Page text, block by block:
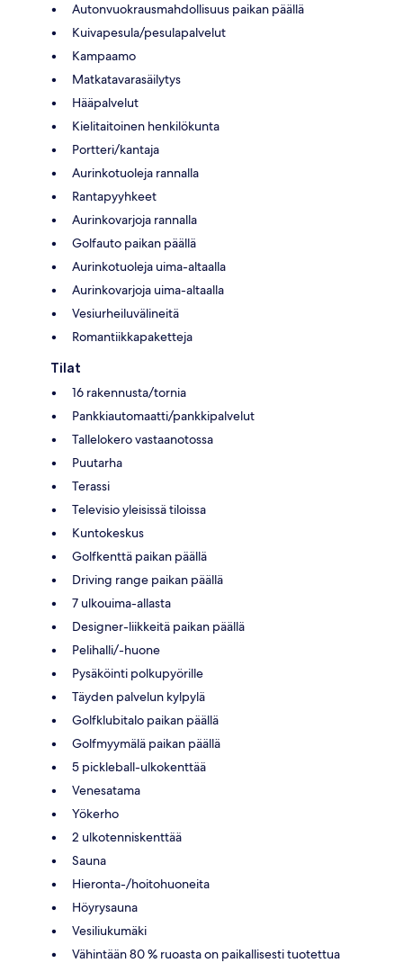
Autonvuokrausmahdollisuus paikan päällä
Kuivapesula/pesulapalvelut
Kampaamo
Matkatavarasäilytys
Hääpalvelut
Kielitaitoinen henkilökunta
Portteri/kantaja
Aurinkotuoleja rannalla
Rantapyyhkeet
Aurinkovarjoja rannalla
Golfauto paikan päällä
Aurinkotuoleja uima-altaalla
Aurinkovarjoja uima-altaalla
Vesiurheiluvälineitä
Romantiikkapaketteja
Tilat
16 rakennusta/tornia
Pankkiautomaatti/pankkipalvelut
Tallelokero vastaanotossa
Puutarha
Terassi
Televisio yleisissä tiloissa
Kuntokeskus
Golfkenttä paikan päällä
Driving range paikan päällä
7 ulkouima-allasta
Designer-liikkeitä paikan päällä
Pelihalli/-huone
Pysäköinti polkupyörille
Täyden palvelun kylpylä
Golfklubitalo paikan päällä
Golfmyymälä paikan päällä
5 pickleball-ulkokenttää
Venesatama
Yökerho
2 ulkotenniskenttää
Sauna
Hieronta-/hoitohuoneita
Höyrysauna
Vesiliukumäki
Vähintään 80 % ruoasta on paikallisesti tuotettua